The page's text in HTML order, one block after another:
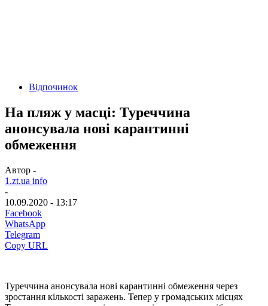
Відпочинок
На пляж у масці: Туреччина
анонсувала нові карантинні
обмеження
Автор -
1.zt.ua info
-
10.09.2020 - 13:17
Facebook
WhatsApp
Telegram
Copy URL
Туреччина анонсувала нові карантинні обмеження через
зростання кількості заражень. Тепер у громадських місцях